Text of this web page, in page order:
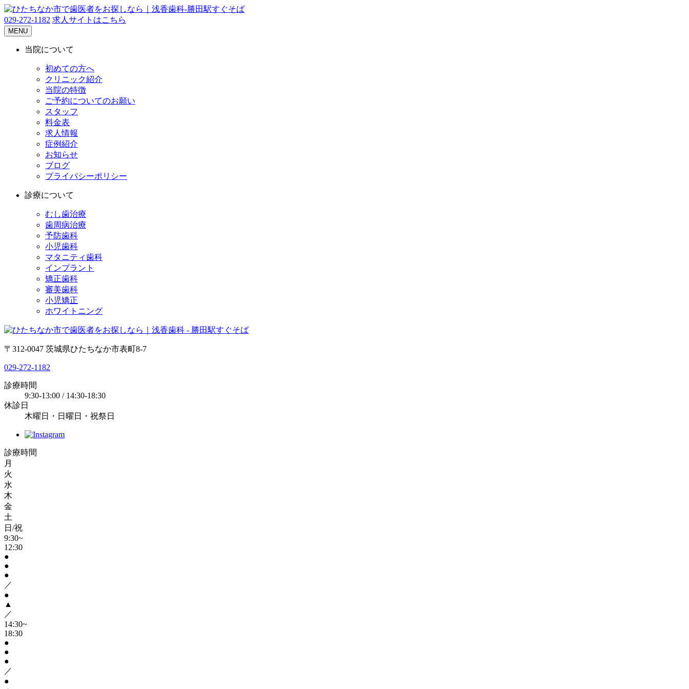
029-272-1182 求人サイトはこちら
MENU
当院について
初めての方へ
クリニック紹介
当院の特徴
ご予約についてのお願い
スタッフ
料金表
求人情報
症例紹介
お知らせ
ブログ
プライバシーポリシー
診療について
むし歯治療
歯周病治療
予防歯科
小児歯科
マタニティ歯科
インプラント
矯正歯科
審美歯科
小児矯正
ホワイトニング
〒312-0047 茨城県ひたちなか市表町8-7
029-272-1182
診療時間
9:30-13:00 / 14:30-18:30
休診日
木曜日・日曜日・祝祭日
診療時間
月
火
水
木
金
土
日/祝
9:30~
12:30
●
●
●
／
●
▲
／
14:30~
18:30
●
●
●
／
●